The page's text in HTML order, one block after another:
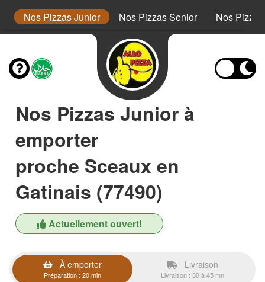
Nos Pizzas Junior Nos Pizzas Senior Nos Pizza
Nos Pizzas Junior à
emporter
proche Sceaux en
Gatinais (77490)
Actuellement ouvert!
À emporter
Préparation : 20 min
Livraison
Livraison : 30 à 45 mn